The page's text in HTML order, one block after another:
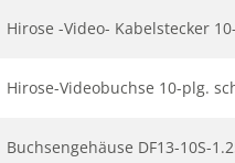
Hirose -Video- Kabelstecker
Hirose-Videobuchse 10-plg.
Buchsengehäuse DF13-10S-